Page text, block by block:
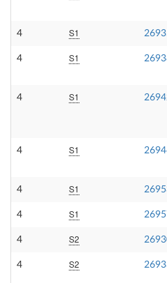
4 S1
4 S1
4 S1
4 S1
4 S1
4 S1
4 S2
4 S2